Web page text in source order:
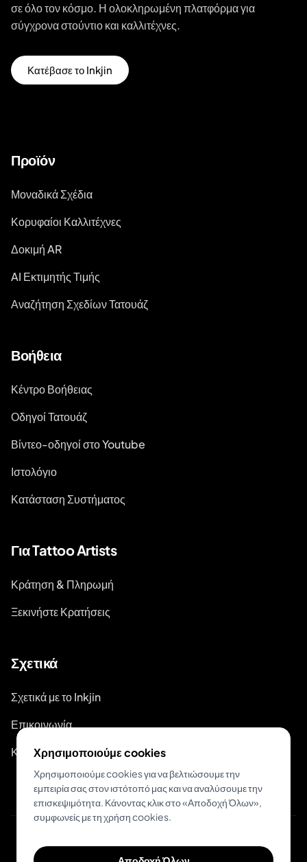
σε όλο τον κόσμο. Η ολοκληρωμένη πλατφόρμα για
σύγχρονα στούντιο και καλλιτέχνες.
Κατέβασε το Inkjin
Προϊόν
Μοναδικά Σχέδια
Κορυφαίοι Καλλιτέχνες
Δοκιμή AR
AI Εκτιμητής Τιμής
Αναζήτηση Σχεδίων Τατουάζ
Βοήθεια
Κέντρο Βοήθειας
Οδηγοί Τατουάζ
Βίντεο-οδηγοί στο Youtube
Ιστολόγιο
Κατάσταση Συστήματος
Για Tattoo Artists
Κράτηση & Πληρωμή
Ξεκινήστε Κρατήσεις
Σχετικά
Σχετικά με το Inkjin
Επικοινωνία
Κιτ Επωνυμίας
© 2026 Inkjin
Χρησιμοποιούμε cookies
Χρησιμοποιούμε cookies για να βελτιώσουμε την
εμπειρία σας στον ιστότοπό μας και να αναλύσουμε την
επισκεψιμότητα. Κάνοντας κλικ στο «Αποδοχή Όλων»,
συμφωνείς με τη χρήση cookies.